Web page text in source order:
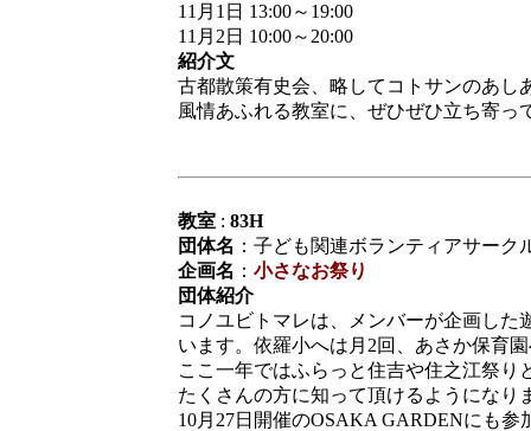
11月1日 13:00～19:00
11月2日 10:00～20:00
紹介文
古都散策有史会、略してコトサンのあし
風情あふれる教室に、ぜひぜひ立ち寄っ
教室 : 83H
団体名 ：子ども関連ボランティアサーク
企画名 ： 小さなお祭り
団体紹介
コノユビトマレは、メンバーが企画し
います。依羅小へは月2回、あさか保育
ここ一年ではふらっと住吉や住之江祭
たくさんの方に知って頂けるようになり
10月27日開催のOSAKA GARDENにも